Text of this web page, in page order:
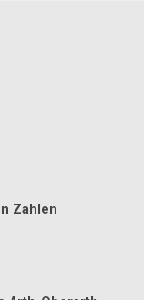
Zahlen